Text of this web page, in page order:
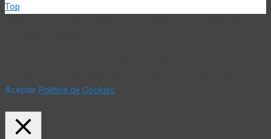
Top
Aceptar Política de Cookies